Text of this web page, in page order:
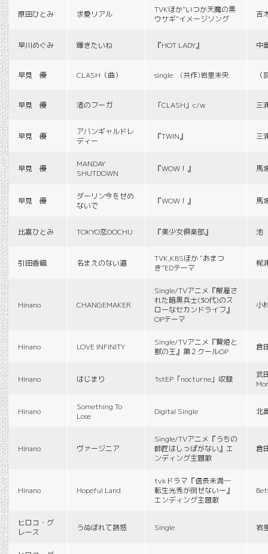
原田ひとみ 求愛リアル
TVKほか“いつか天魔の黒
ウサギ”イメージソング
吉
早川めぐみ 輝きたいね 『HOT LADY』 中
早見 優 CLASH（曲） single (共作)岩里未央
早見 優 渚のフーガ 「CLASH」c/w 三
早見 優
アバンギャルドレ
ディー
『TWIN』 三
早見 優
MANDAY
SHUTDOWN
『WOW！』 馬
早見 優
ダーリン今をせめ
ないで
『WOW！』 馬
比嘉ひとみ TOKYO恋DOCHU 『美少女倶楽部』 池
引田香織 名まえのない道
TVK,KBSほか “あまつ
き”EDテーマ
梶
Hinano CHANGEMAKER
Single/TVアニメ『解雇さ
れた暗黒兵士(30代)のス
ローなセカンドライフ』
OPテーマ
小
Hinano LOVE INFINITY
Single/TVアニメ『贄姫と
獣の王』第２クールOP
倉
Hinano はじまり 1stEP「nocturne」収録
武
Hinano
Something To
Lose
Digital Single 北
Hinano ヴァージニア
Single/TVアニメ『うちの
師匠はしっぽがない』エ
ンディング主題歌
倉
Hinano Hopeful Land
tvkドラマ『信長未満―
転生光秀が倒せないー』
エンディング主題歌
ヒロコ・グ
レース
うぬぼれて誘惑 Single 岩